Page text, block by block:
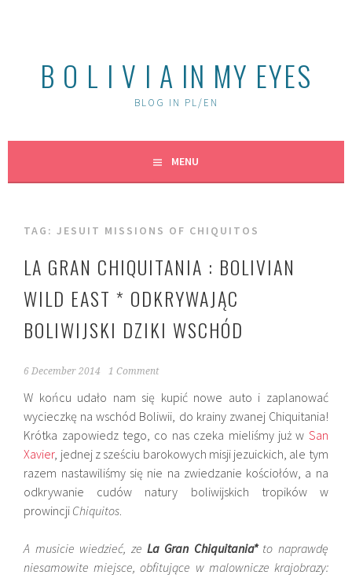
B O L I V I A IN MY EYES
BLOG IN PL/EN
MENU
TAG:JESUIT MISSIONS OF CHIQUITOS
LA GRAN CHIQUITANIA : BOLIVIAN
WILD EAST * ODKRYWAJĄC
BOLIWIJSKI DZIKI WSCHÓD
6 December 2014 1 Comment
W końcu udało nam się kupić nowe auto i zaplanować
wycieczkę na wschód Boliwii, do krainy zwanej Chiquitania!
Krótka zapowiedz tego, co nas czeka mieliśmy już w San
Xavier, jednej z sześciu barokowych misji jezuickich, ale tym
razem nastawiliśmy się nie na zwiedzanie kościołów, a na
odkrywanie cudów natury boliwijskich tropików w
prowincji Chiquitos.
A musicie wiedzieć, ze La Gran Chiquitania* to naprawdę
niesamowite miejsce, obfitujące w malownicze krajobrazy: